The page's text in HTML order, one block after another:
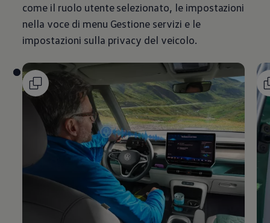
come il ruolo utente selezionato, le impostazioni
nella voce di menu Gestione servizi e le
impostazioni sulla privacy del veicolo.